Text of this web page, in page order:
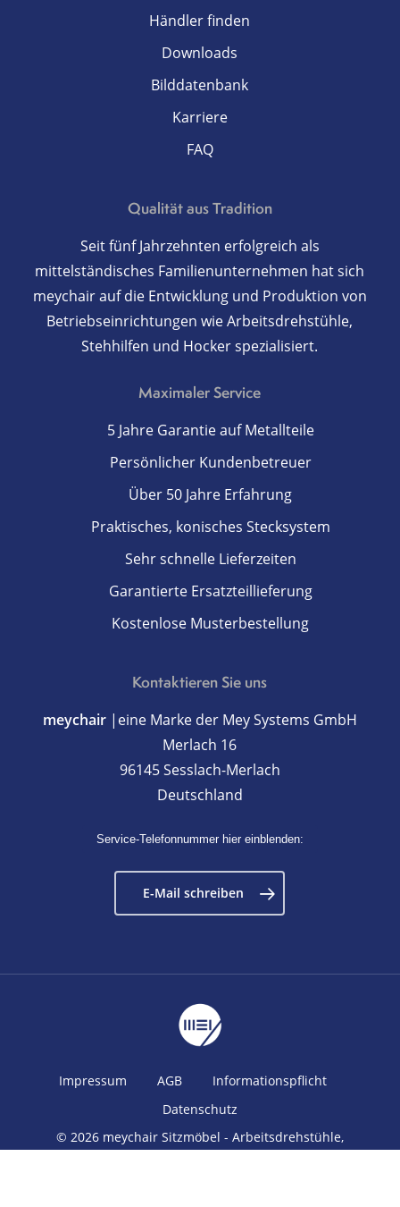
Händler finden
Downloads
Bilddatenbank
Karriere
FAQ
Qualität aus Tradition
Seit fünf Jahrzehnten erfolgreich als
mittelständisches Familienunternehmen hat sich
meychair auf die Entwicklung und Produktion von
Betriebseinrichtungen wie Arbeitsdrehstühle,
Stehhilfen und Hocker spezialisiert.
Maximaler Service
5 Jahre Garantie auf Metallteile
Persönlicher Kundenbetreuer
Über 50 Jahre Erfahrung
Praktisches, konisches Stecksystem
Sehr schnelle Lieferzeiten
Garantierte Ersatzteillieferung
Kostenlose Musterbestellung
Kontaktieren Sie uns
meychair|eine Marke der Mey Systems GmbH
Merlach 16
96145 Sesslach-Merlach
Deutschland
Service-Telefonnummer hier einblenden:
E-Mail schreiben
Impressum AGB
Informationspflicht
Datenschutz
© 2026 meychair Sitzmöbel - Arbeitsdrehstühle,